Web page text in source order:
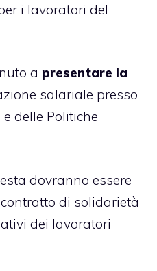
i lavoratori del
a presentare la
salariale presso
delle Politiche
dovranno essere
di solidarietà
dei lavoratori